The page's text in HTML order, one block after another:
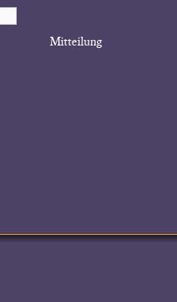
Mitteilung